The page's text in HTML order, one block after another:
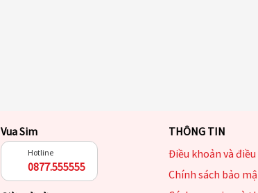
Vua Sim
Hotline
0877.555555
THÔNG TIN
Điều khoản và
Chính sách bảo